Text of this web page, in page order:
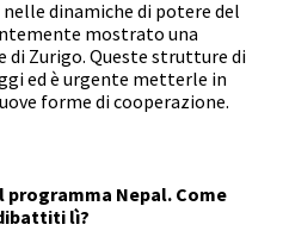
dinamiche di potere del
mostrato una
di Zurigo. Queste strutture di
ed è urgente metterle in
forme di cooperazione.
programma Nepal. Come
lì?